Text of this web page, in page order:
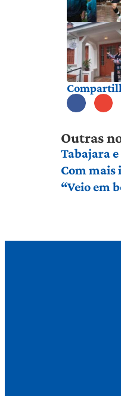
Outras
Tabajara
Com mais
“Veio em